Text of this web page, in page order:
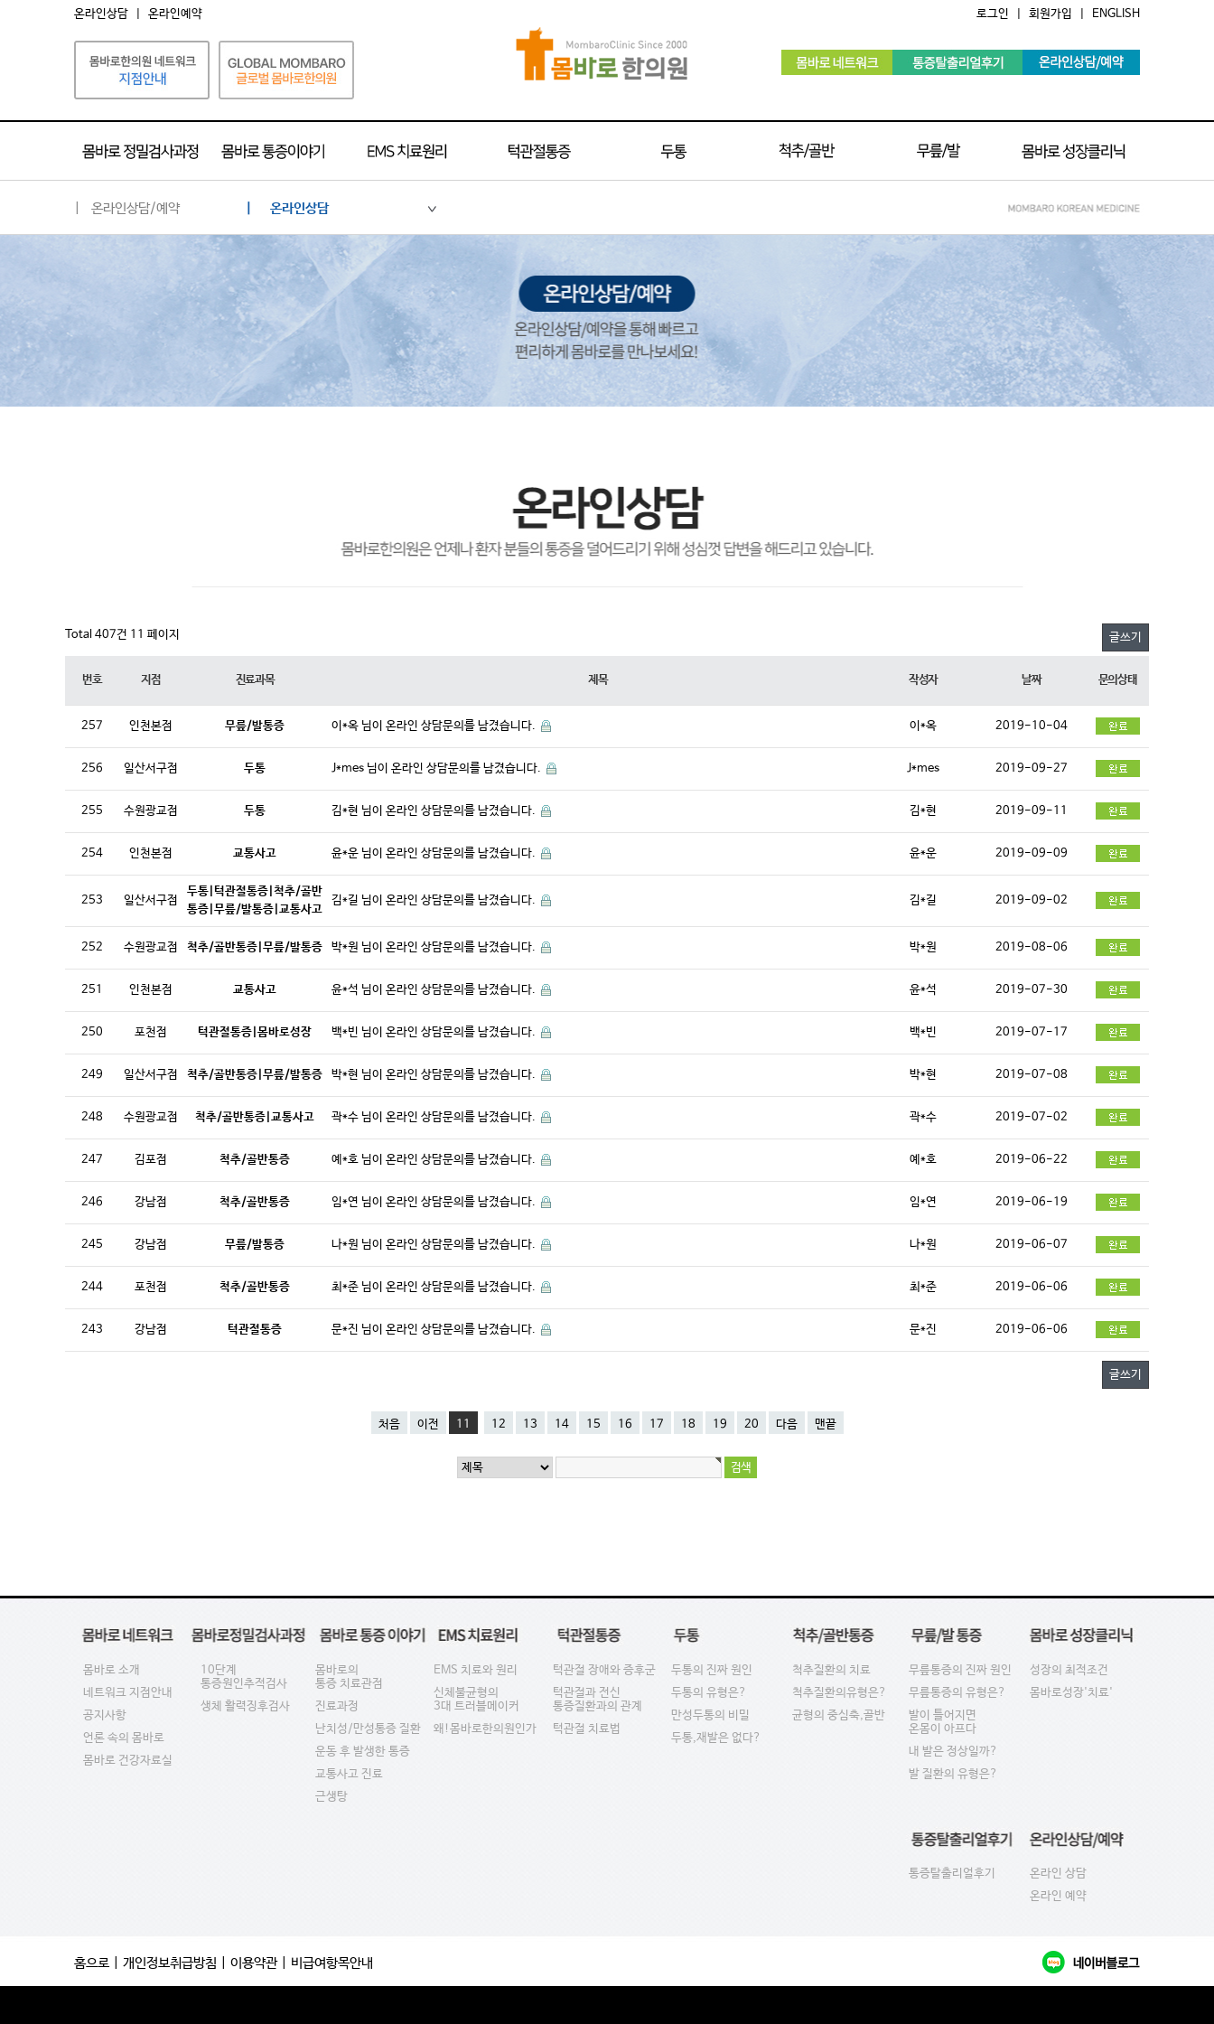
로그인 회원가입 ENGLISH
온라인상담 온라인예약
| 온라인상담/예약 | 온라인상담
온라인상담
온라인예약
Total 407건 11 페이지 글쓰기
번호 지점 진료과목 제목 작성자 날짜 문의상태
257 인천본점 무릎/발통증 이*옥 님이 온라인 상담문의를 남겼습니다. 이*옥 2019-10-04
256 일산서구점 두통 J*mes 님이 온라인 상담문의를 남겼습니다. J*mes 2019-09-27
255 수원광교점 두통 김*현 님이 온라인 상담문의를 남겼습니다. 김*현 2019-09-11
254 인천본점 교통사고 윤*운 님이 온라인 상담문의를 남겼습니다. 윤*운 2019-09-09
253 일산서구점
두통|턱관절통증|척추/골반
통증|무릎/발통증|교통사고
김*길 님이 온라인 상담문의를 남겼습니다. 김*길 2019-09-02
252 수원광교점 척추/골반통증|무릎/발통증 박*원 님이 온라인 상담문의를 남겼습니다. 박*원 2019-08-06
251 인천본점 교통사고 윤*석 님이 온라인 상담문의를 남겼습니다. 윤*석 2019-07-30
250 포천점 턱관절통증|몸바로성장 백*빈 님이 온라인 상담문의를 남겼습니다. 백*빈 2019-07-17
249 일산서구점 척추/골반통증|무릎/발통증 박*현 님이 온라인 상담문의를 남겼습니다. 박*현 2019-07-08
248 수원광교점 척추/골반통증|교통사고 곽*수 님이 온라인 상담문의를 남겼습니다. 곽*수 2019-07-02
247 김포점 척추/골반통증 예*호 님이 온라인 상담문의를 남겼습니다. 예*호 2019-06-22
246 강남점 척추/골반통증 임*연 님이 온라인 상담문의를 남겼습니다. 임*연 2019-06-19
245 강남점 무릎/발통증 나*원 님이 온라인 상담문의를 남겼습니다. 나*원 2019-06-07
244 포천점 척추/골반통증 최*준 님이 온라인 상담문의를 남겼습니다. 최*준 2019-06-06
243 강남점 턱관절통증 문*진 님이 온라인 상담문의를 남겼습니다. 문*진 2019-06-06
글쓰기
처음 이전 11 12 13 14 15 16 17 18 19 20 다음 맨끝
몸바로 소개
네트워크 지점안내
공지사항
언론 속의 몸바로
몸바로 건강자료실
10단계
통증원인추적검사
생체 활력징후검사
몸바로의
통증 치료관점
진료과정
난치성/만성통증 질환
운동 후 발생한 통증
교통사고 진료
근생탕
EMS 치료와 원리
신체불균형의
3대 트러블메이커
왜!몸바로한의원인가
턱관절 장애와 증후군
턱관절과 전신
통증질환과의 관계
턱관절 치료법
두통의 진짜 원인
두통의 유형은?
만성두통의 비밀
두통,재발은 없다?
척추질환의 치료
척추질환의유형은?
균형의 중심축,골반
무릎통증의 진짜 원인
무릎통증의 유형은?
발이 틀어지면
온몸이 아프다
내 발은 정상일까?
발 질환의 유형은?
성장의 최적조건
몸바로성장'치료'
통증탈출리얼후기
온라인 상담
온라인 예약
홈으로 개인정보취급방침 이용약관| 비급여항목안내